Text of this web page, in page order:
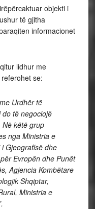
objekti i
të gjitha
informacionet
lidhur me
se:
Urdhër të
do të negociojë
këtë grup
nga Ministria e
Gjeografisë dhe
Evropën dhe Punët
Agjencia Kombëtare
Shqiptar,
Ministria e